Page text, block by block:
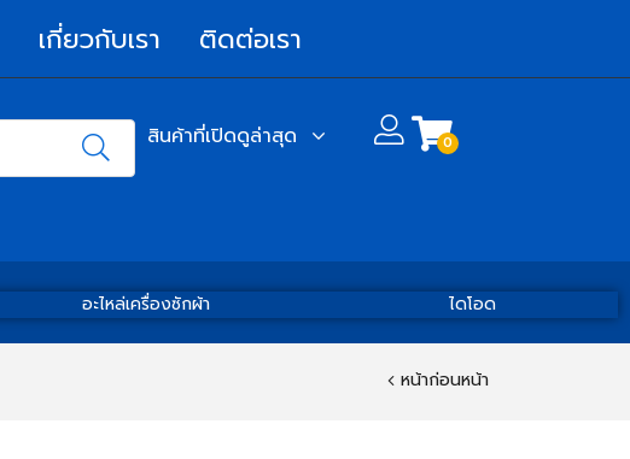
เกี่ยวกับเรา ติดต่อเรา
สินค้าที่เปิดดูล่าสุด 0
อะไหล่เครื่องซักผ้า ไดโอด
หน้าก่อนหน้า